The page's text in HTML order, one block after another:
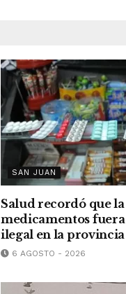
SAN JUAN
Salud recordó que
medicamentos fuera
ilegal en la provincia
6 AGOSTO - 2026